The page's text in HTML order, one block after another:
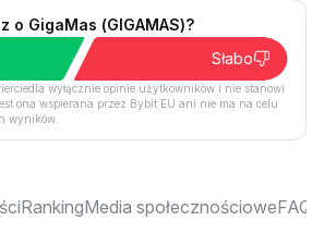
o GigaMas (GIGAMAS)?
Słabo
wyłącznie opinie użytkowników i nie stanowi
ona wspierana przez Bybit EU ani nie ma na celu
wyników.
RankingMedia społecznościoweFAQ